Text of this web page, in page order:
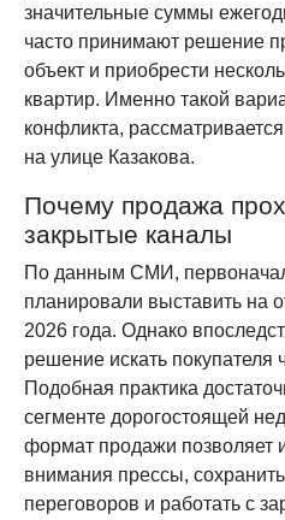
значительные суммы
часто принимают решение
объект и приобрести
квартир. Именно такой
конфликта,
на улице Казакова.
Почему продажа
закрытые каналы
По данным СМИ,
планировали выставить на
2026 года. Однако
решение искать покупателя
Подобная практика
сегменте дорогостоящей
формат продажи позволяет
внимания прессы,
переговоров и работать с